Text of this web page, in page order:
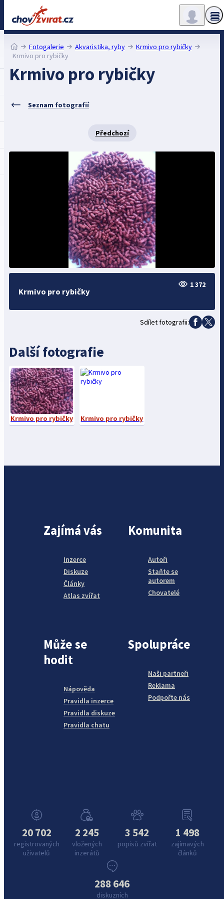
Fotogalerie Akvaristika, ryby
Krmivo pro rybičky
Krmivo pro rybičky
Krmivo pro rybičky
Seznam fotografií
Předchozí
Krmivo pro rybičky
1 372
Sdílet fotografii:
Další fotografie
Krmivo pro rybičky Krmivo pro rybičky
Zajímá vás
Inzerce
Diskuze
Články
Atlas zvířat
Komunita
Autoři
Staňte se
autorem
Chovatelé
Může se
hodit
Nápověda
Pravidla inzerce
Pravidla diskuze
Pravidla chatu
Spolupráce
Naši partneři
Reklama
Podpořte nás
20 702
registrovaných
uživatelů
2 245
vložených
inzerátů
3 542
popisů zvířat
1 498
zajímavých
článků
288 646
diskuzních